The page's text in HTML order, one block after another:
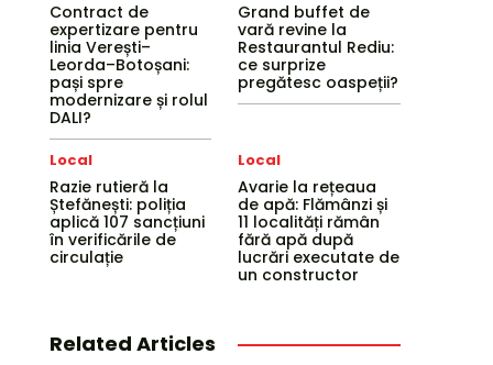
Contract de
expertizare pentru
linia Verești–
Leorda–Botoșani:
pași spre
modernizare și rolul
DALI?
Grand buffet de
vară revine la
Restaurantul Rediu:
ce surprize
pregătesc oaspeții?
Local
Razie rutieră la
Ștefănești: poliția
aplică 107 sancțiuni
în verificările de
circulație
Local
Avarie la rețeaua
de apă: Flămânzi și
11 localități rămân
fără apă după
lucrări executate de
un constructor
Related Articles